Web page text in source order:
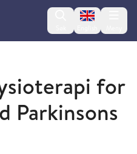
Change
fra FHI
for
Parkinsons